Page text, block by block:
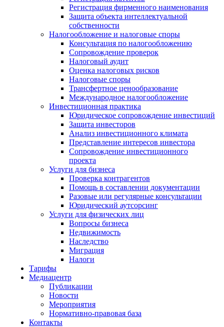
Регистрация фирменного наименования
Защита объекта интеллектуальной
собственности
Налогообложение и налоговые споры
Консультация по налогообложению
Сопровождение проверок
Налоговый аудит
Оценка налоговых рисков
Налоговые споры
Трансфертное ценообразование
Международное налогообложение
Инвестиционная практика
Юридическое сопровождение инвестиций
Защита инвесторов
Анализ инвестиционного климата
Представление интересов инвестора
Сопровождение инвестиционного
проекта
Услуги для бизнеса
Проверка контрагентов
Помощь в составлении документации
Разовые или регулярные консультации
Юридический аутсорсинг
Услуги для физических лиц
Вопросы бизнеса
Недвижимость
Наследство
Миграция
Налоги
Тарифы
Медиацентр
Публикации
Новости
Мероприятия
Нормативно-правовая база
Контакты